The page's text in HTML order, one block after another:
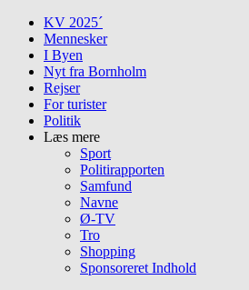
Skip
content
KV 2025´
Mennesker
I Byen
Nyt fra Bornholm
Rejser
For turister
Politik
Læs mere
Sport
Politirapporten
Samfund
Navne
Ø-TV
Tro
Shopping
Sponsoreret Indhold